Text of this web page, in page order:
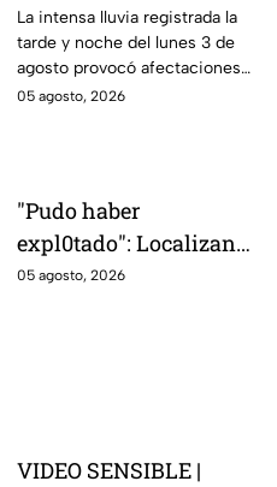
en Celaya; vehículos
quedan atrapados bajo
el agua
La intensa lluvia registrada la
tarde y noche del lunes 3 de
agosto provocó afectaciones
en distintos puntos de Celaya,
05 agosto, 2026
"Pudo haber
expl0tado": Localizan
gr4nada activa dentro
05 agosto, 2026
VIDEO SENSIBLE |